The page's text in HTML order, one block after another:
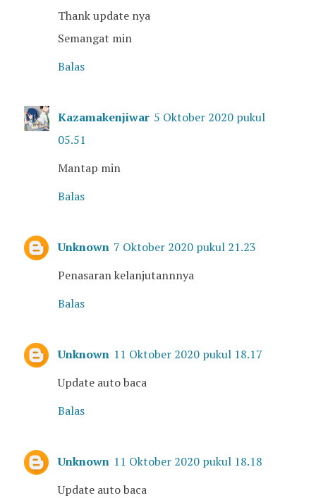
Thank update nya
Semangat min
Balas
Kazamakenjiwar 5 Oktober 2020 pukul
05.51
Mantap min
Balas
Unknown 7 Oktober 2020 pukul 21.23
Penasaran kelanjutannnya
Balas
Unknown 11 Oktober 2020 pukul 18.17
Update auto baca
Balas
Unknown 11 Oktober 2020 pukul 18.18
Update auto baca